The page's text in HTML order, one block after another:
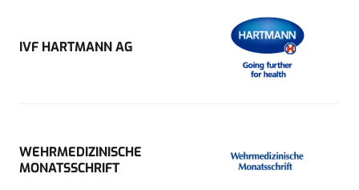
IVF HARTMANN AG
WEHRMEDIZINISCHE
MONATSSCHRIFT